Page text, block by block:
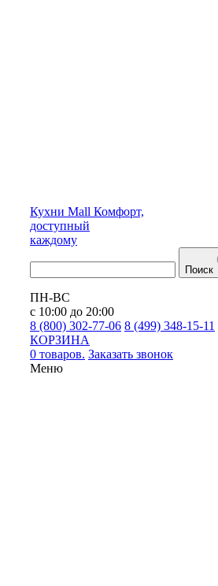
Кухни Mall Комфорт,
доступный
каждому
Поиск
ПН-ВС
с 10:00 до 20:00
8 (800) 302-77-06 8 (499) 348-15-11
КОРЗИНА
0 товаров. Заказать звонок
Меню